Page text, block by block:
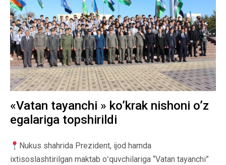
«Vatan tayanchi » ko’krak nishoni o’z
egalariga topshirildi
Nukus shahrida Prezident, ijod hamda
ixtisoslashtirilgan maktab oʻquvchilariga “Vatan tayanchi”